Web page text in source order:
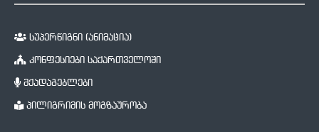
სუპერწიგნი (ანიმაცია)
კონფესიები საქართველოში
მქადაგებლები
პილიგრიმის მოგზაურობა